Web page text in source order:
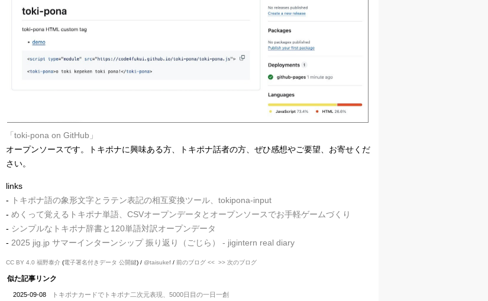
「toki-pona on GitHub」
オープンソースです。トキポナに興味ある方、トキポナ話者の方、ぜひ感想やご要望、お寄せくだ
さい。
links
-
トキポナ語の象形文字とラテン表記の相互変換ツール、tokipona-input
- めくって覚えるトキポナ単語、CSVオープンデータとオープンソースでお手軽ゲームづくり
- シンプルなトキポナ辞書と120単語対訳オープンデータ
- 2025 jig.jp サマーインターンシップ 振り返り（ごじら） - jigintern real diary
CC BY 4.0 福野泰介 (電子署名付きデータ 公開鍵) / @taisukef / 前のブログ << >> 次のブログ
似た記事リンク
2025-09-08 トキポナカードでトキポナ二次元表現、5000日目の一日一創